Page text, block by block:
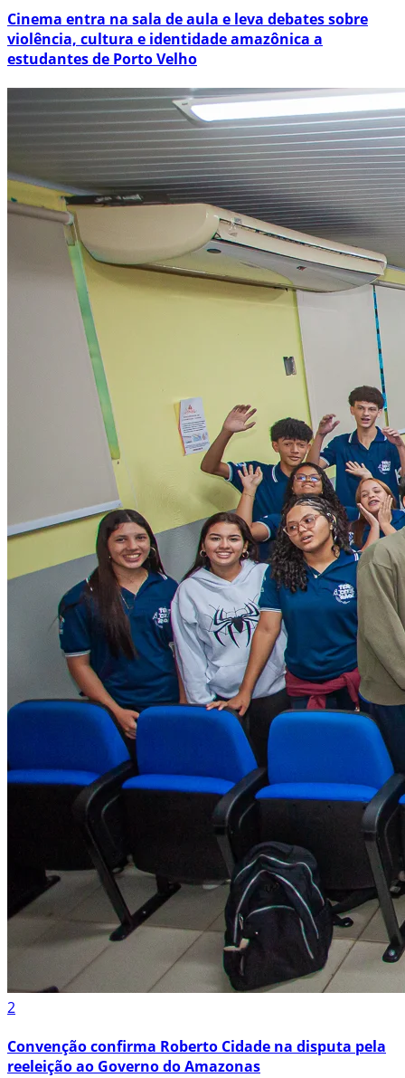
Cinema entra na sala de aula e leva debates sobre
violência, cultura e identidade amazônica a
estudantes de Porto Velho
2
Convenção confirma Roberto Cidade na disputa pela
reeleição ao Governo do Amazonas